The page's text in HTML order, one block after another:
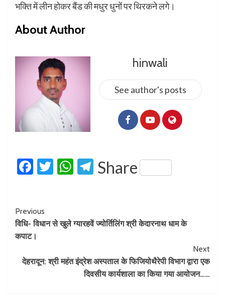
भक्ति में लीन होकर बैंड की मधुर धुनों पर थिरकने लगे।
About Author
hinwali
See author's posts
Facebook
Twitter
WhatsApp
Telegram
Share
Previous
विधि- विधान से खुले ग्यारहवें ज्योर्तिलिंग श्री केदारनाथ धाम के
कपाट।
Next
देहरादून: श्री महंत इंद्रेश अस्पताल के फिजियोथैरेपी विभाग द्वारा एक
दिवसीय कार्यशाला का किया गया आयोजन……